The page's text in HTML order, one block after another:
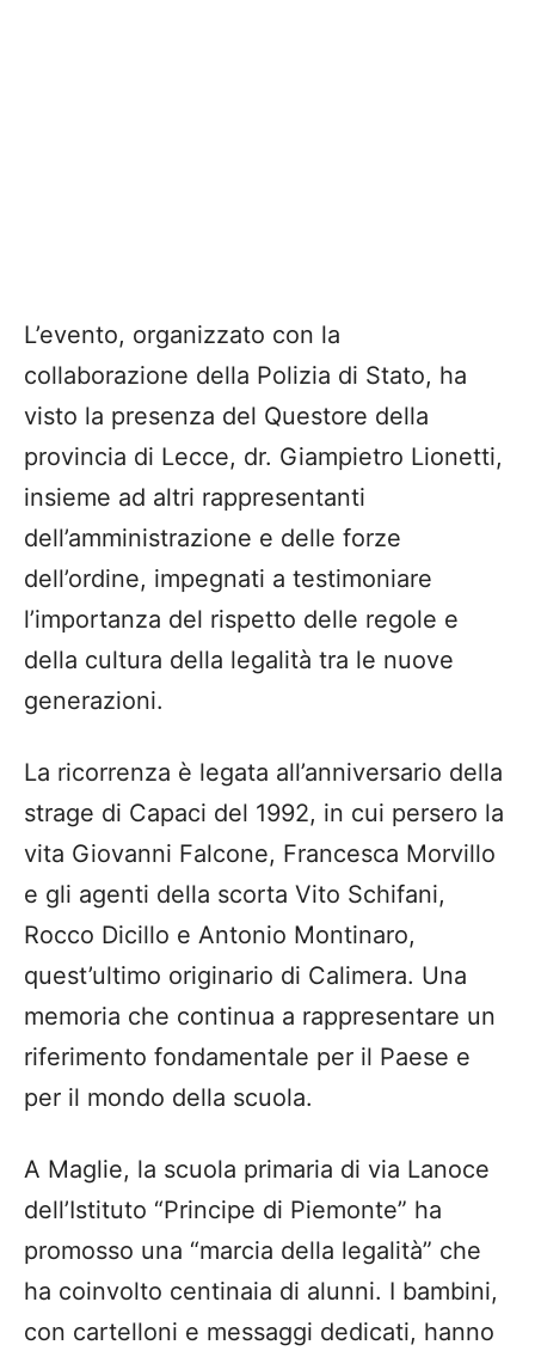
L’evento, organizzato con la
collaborazione della Polizia di Stato, ha
visto la presenza del Questore della
provincia di Lecce, dr. Giampietro Lionetti,
insieme ad altri rappresentanti
dell’amministrazione e delle forze
dell’ordine, impegnati a testimoniare
l’importanza del rispetto delle regole e
della cultura della legalità tra le nuove
generazioni.
La ricorrenza è legata all’anniversario della
strage di Capaci del 1992, in cui persero la
vita Giovanni Falcone, Francesca Morvillo
e gli agenti della scorta Vito Schifani,
Rocco Dicillo e Antonio Montinaro,
quest’ultimo originario di Calimera. Una
memoria che continua a rappresentare un
riferimento fondamentale per il Paese e
per il mondo della scuola.
A Maglie, la scuola primaria di via Lanoce
dell’Istituto “Principe di Piemonte” ha
promosso una “marcia della legalità” che
ha coinvolto centinaia di alunni. I bambini,
con cartelloni e messaggi dedicati, hanno